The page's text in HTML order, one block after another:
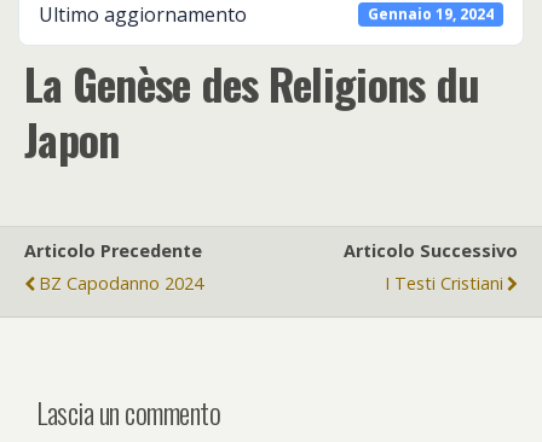
Ultimo aggiornamento Gennaio 19, 2024
La Genèse des Religions du
Japon
Articolo Precedente
BZ Capodanno 2024
Articolo Successivo
I Testi Cristiani
Lascia un commento